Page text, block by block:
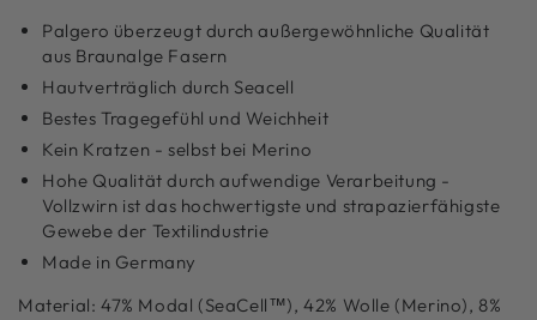
Palgero überzeugt durch außergewöhnliche Qualität
aus Braunalge Fasern
Hautverträglich durch Seacell
Bestes Tragegefühl und Weichheit
Kein Kratzen - selbst bei Merino
Hohe Qualität durch aufwendige Verarbeitung -
Vollzwirn ist das hochwertigste und strapazierfähigste
Gewebe der Textilindustrie
Made in Germany
Material: 47% Modal (SeaCell™), 42% Wolle (Merino), 8%